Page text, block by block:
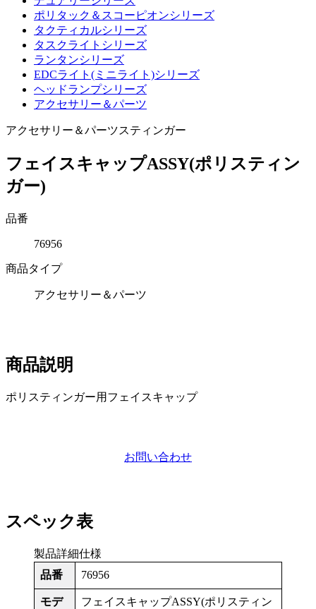
ポリタック＆スコーピオンシリーズ
タクティカルシリーズ
タスクライトシリーズ
ランタンシリーズ
EDCライト(ミニライト)シリーズ
ヘッドランプシリーズ
アクセサリー＆パーツ
アクセサリー＆パーツスティンガー
フェイスキャップASSY(ポリスティン
ガー)
品番
76956
商品タイプ
アクセサリー＆パーツ
商品説明
ポリスティンガー用フェイスキャップ
お問い合わせ
スペック表
製品詳細仕様
品番
76956
モデ
フェイスキャップASSY(ポリスティン